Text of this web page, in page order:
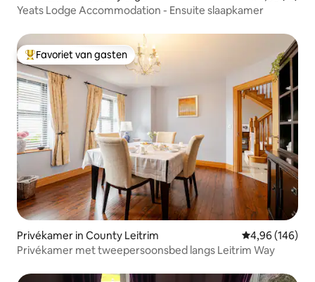
Yeats Lodge Accommodation - Ensuite slaapkamer
Topfavoriet van gasten
Favoriet van gasten
Privékamer in County Leitrim Gemiddelde
4,96 (146)
Privékamer met tweepersoonsbed langs Leitrim Way